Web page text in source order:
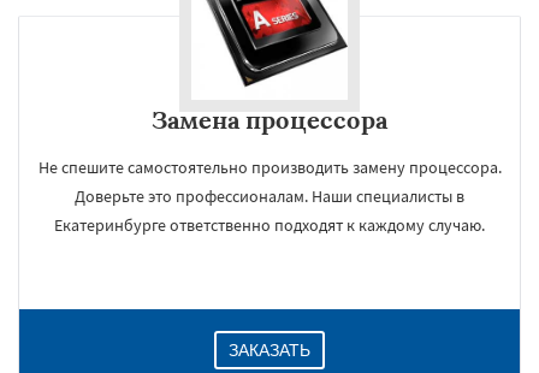
Замена процессора
Не спешите самостоятельно производить замену процессора.
Доверьте это профессионалам. Наши специалисты в
Екатеринбурге ответственно подходят к каждому случаю.
ЗАКАЗАТЬ